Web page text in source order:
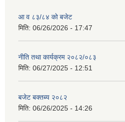
आ व ८३/८४ को बजेट
मिति: 06/26/2026 - 17:47
नीति तथा कार्यक्रम २०८२/०८३
मिति: 06/27/2025 - 12:51
बजेट बक्तब्य २०८२
मिति: 06/26/2025 - 14:26